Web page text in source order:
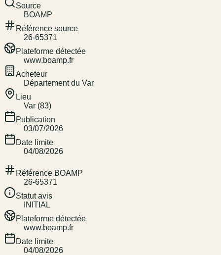
Source
BOAMP
Référence source
26-65371
Plateforme détectée
www.boamp.fr
Acheteur
Département du Var
Lieu
Var (83)
Publication
03/07/2026
Date limite
04/08/2026
Référence BOAMP
26-65371
Statut avis
INITIAL
Plateforme détectée
www.boamp.fr
Date limite
04/08/2026